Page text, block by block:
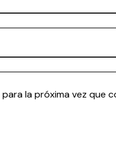
la próxima vez que